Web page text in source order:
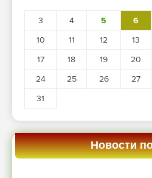
3
4 5 6
10
11 12 13
17
18 19 20
24
25 26 27
31
Новости